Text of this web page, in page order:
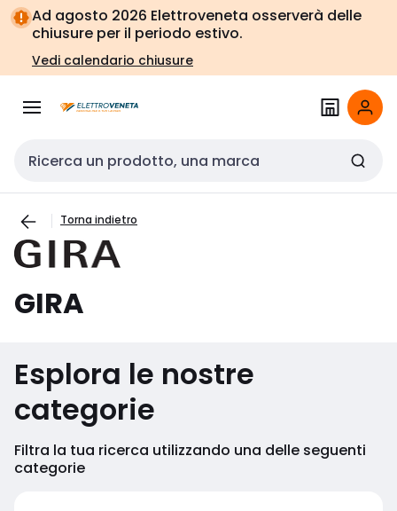
Vai alla
navigazione
Vai
alla
pagina
Ad agosto 2026 Elettroveneta osserverà delle
chiusure per il periodo estivo.
Vedi calendario chiusure
Cerca input
Torna indietro
GIRA
Esplora le nostre
categorie
Filtra la tua ricerca utilizzando una delle seguenti
categorie